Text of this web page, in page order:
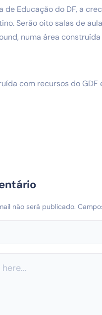
de Educação do DF, a
Serão oito salas de
numa área construída
com recursos do GDF
não será publicado.